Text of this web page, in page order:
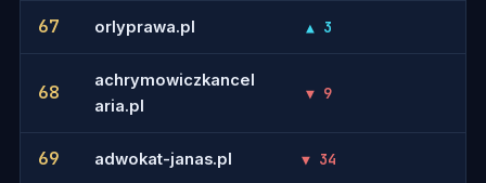
67 orlyprawa.pl ▲ 3
68
achrymowiczkancel
aria.pl
▼ 9
69 adwokat-janas.pl ▼ 34